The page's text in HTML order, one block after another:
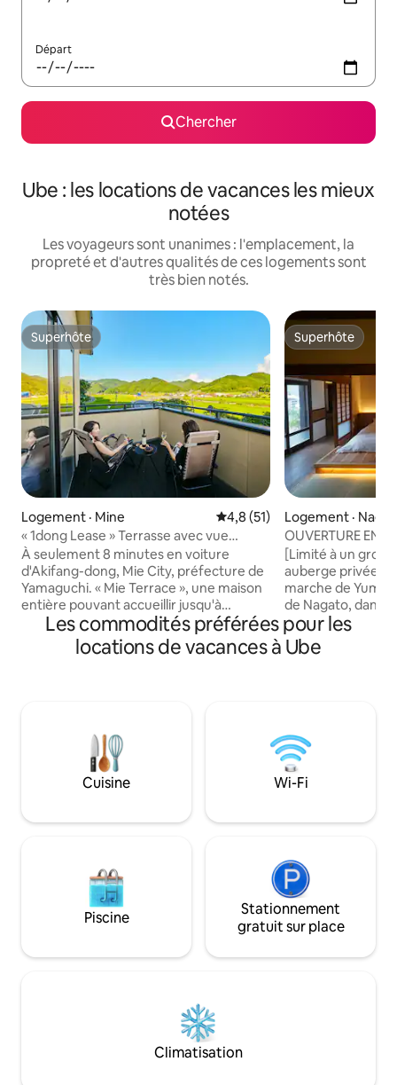
Départ
Chercher
Ube : les locations de vacances les mieux
notées
Les voyageurs sont unanimes : l'emplacement, la
propreté et d'autres qualités de ces logements sont
très bien notés.
Superhôte
Superhôte
Logement · Mine Note moyenne de 4,8 sur 5,
4,8 (51)
« 1dong Lease » Terrasse avec vue
imprenable notée 5 étoiles | Barbecue
sur le toit et feu de camp | Jusqu'à 7
personnes [8 minutes de Chubang-
dong]
À seulement 8 minutes en voiture
d'Akifang-dong, Mie City, préfecture de
Yamaguchi. « Mie Terrace », une maison
entière pouvant accueillir jusqu'à
7 personnes Du lever au coucher du
soleil, et la nuit étoilée Un moment de
luxe avec un paysage changeant.Au-
asseyant autour d'un feu de camp sur la
terrasse tard dans la nuit.Il est
également exceptionnel de lever les
yeux tranquillement tout en se relaxant
ou allongé sur le lit.Vous pouvez admirer
toit, de sorte que vous pouvez vous
détendre et avoir un moment spécial
même les jours de pluie. Il n'y a pas de
maisons privées à proximité.N'hésitez
souhaitez. Akiyoshi-dai, Akibodo et
aux principales destinations touristiques
de la préfecture de Yamaguchi est
excellent, notamment Kakushima, le
sanctuaire Motonokushi à Nagato
Superhôte
Superhôte
Logement ·
OUVERTURE EN
de la rue
Logement entier
Stationnement
Même tarif pour
[Limité à un
auberge privée
marche de
de Nagato, dans
Yamaguchi. On a
maison pour que
détendre tout en
et un magasin de
Découvrez les
détendez-vous
dans la ville
vous pouvez
vous détendre à
Comme il s'agit
privée dans un
des insectes
cas, veuillez vous
des bruits forts
Les commodités préférées pour les
locations de vacances à Ube
Cuisine Wi-Fi
Piscine
Stationnement
gratuit sur place
Climatisation